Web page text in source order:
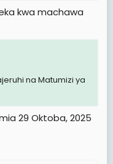
kwa machawa
na Matumizi ya
29 Oktoba, 2025